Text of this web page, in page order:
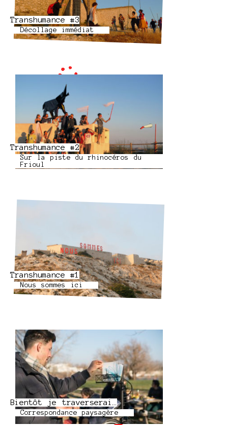
Transhumance #3
Décollage immédiat
Transhumance #2
Sur la piste du rhinocéros du
Frioul
Transhumance #1
Nous sommes ici
Bientôt je traverserai…
Correspondance paysagère